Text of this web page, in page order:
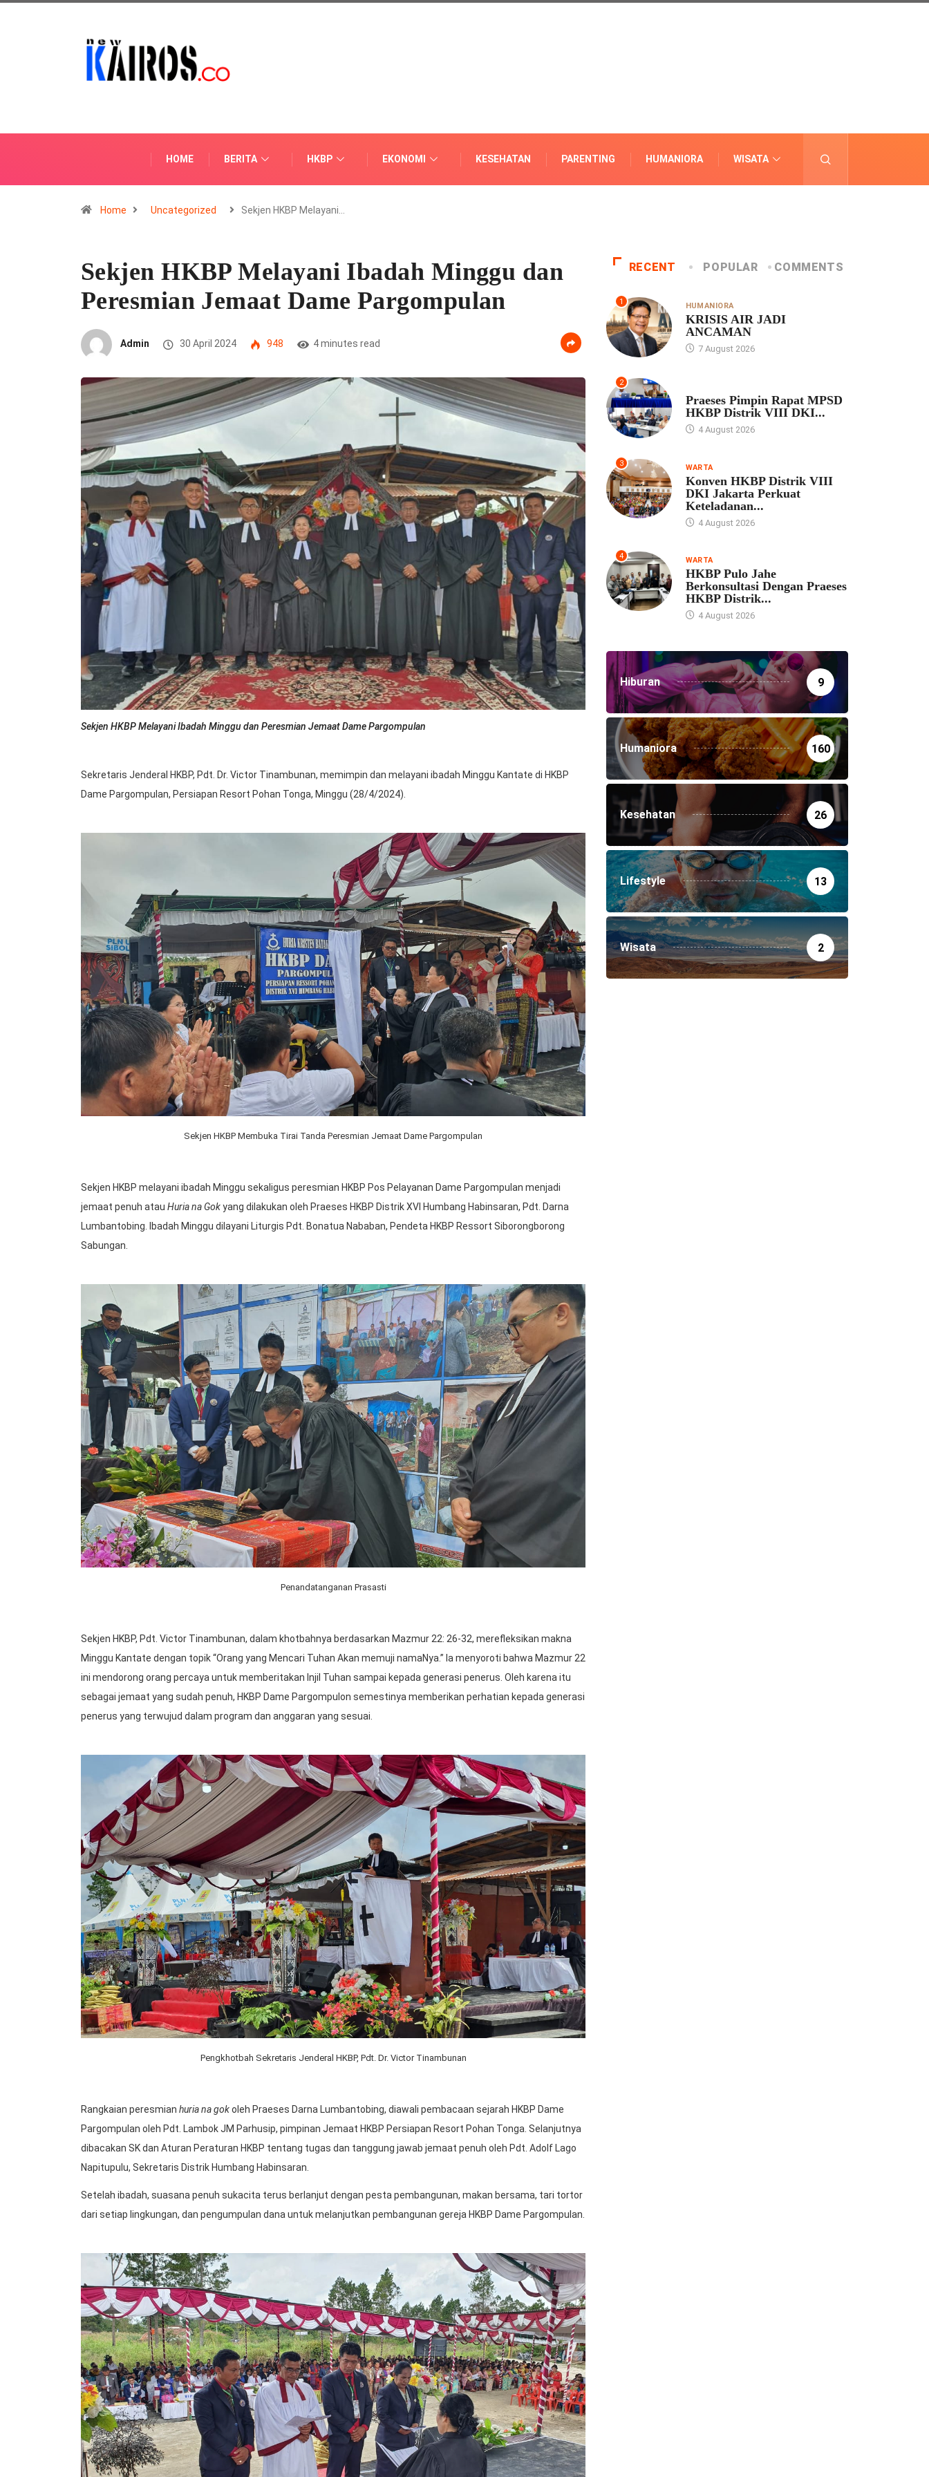
HOME BERITA HKBP EKONOMI KESEHATAN PARENTING HUMANIORA WISATA
Home Uncategorized Sekjen HKBP Melayani…
Sekjen HKBP Melayani Ibadah Minggu dan
Peresmian Jemaat Dame Pargompulan
Admin 30 April 2024 948 4 minutes read
Sekjen HKBP Melayani Ibadah Minggu dan Peresmian Jemaat Dame Pargompulan
Sekretaris Jenderal HKBP, Pdt. Dr. Victor Tinambunan, memimpin dan melayani ibadah Minggu Kantate di HKBP
Dame Pargompulan, Persiapan Resort Pohan Tonga, Minggu (28/4/2024).
Sekjen HKBP Membuka Tirai Tanda Peresmian Jemaat Dame Pargompulan
Sekjen HKBP melayani ibadah Minggu sekaligus peresmian HKBP Pos Pelayanan Dame Pargompulan menjadi
jemaat penuh atau Huria na Gokyang dilakukan oleh Praeses HKBP Distrik XVI Humbang Habinsaran, Pdt. Darna
Lumbantobing. Ibadah Minggu dilayani Liturgis Pdt. Bonatua Nababan, Pendeta HKBP Ressort Siborongborong
Sabungan.
Penandatanganan Prasasti
Sekjen HKBP, Pdt. Victor Tinambunan, dalam khotbahnya berdasarkan Mazmur 22: 26-32, merefleksikan makna
Minggu Kantate dengan topik “Orang yang Mencari Tuhan Akan memuji namaNya.” Ia menyoroti bahwa Mazmur 22
ini mendorong orang percaya untuk memberitakan Injil Tuhan sampai kepada generasi penerus. Oleh karena itu
sebagai jemaat yang sudah penuh, HKBP Dame Pargompulon semestinya memberikan perhatian kepada generasi
penerus yang terwujud dalam program dan anggaran yang sesuai.
Pengkhotbah Sekretaris Jenderal HKBP, Pdt. Dr. Victor Tinambunan
Rangkaian peresmian huria na gokoleh Praeses Darna Lumbantobing, diawali pembacaan sejarah HKBP Dame
Pargompulan oleh Pdt. Lambok JM Parhusip, pimpinan Jemaat HKBP Persiapan Resort Pohan Tonga. Selanjutnya
dibacakan SK dan Aturan Peraturan HKBP tentang tugas dan tanggung jawab jemaat penuh oleh Pdt. Adolf Lago
Napitupulu, Sekretaris Distrik Humbang Habinsaran.
Setelah ibadah, suasana penuh sukacita terus berlanjut dengan pesta pembangunan, makan bersama, tari tortor
dari setiap lingkungan, dan pengumpulan dana untuk melanjutkan pembangunan gereja HKBP Dame Pargompulan.
RECENT POPULAR COMMENTS
1 HUMANIORA
KRISIS AIR JADI
ANCAMAN
7 August 2026
2
Praeses Pimpin Rapat MPSD
HKBP Distrik VIII DKI...
4 August 2026
3 WARTA
Konven HKBP Distrik VIII
DKI Jakarta Perkuat
Keteladanan...
4 August 2026
4 WARTA
HKBP Pulo Jahe
Berkonsultasi Dengan Praeses
HKBP Distrik...
4 August 2026
Hiburan 9
Humaniora 160
Kesehatan 26
Lifestyle 13
Wisata 2